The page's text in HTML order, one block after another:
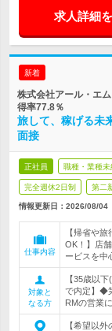
求人詳細
新着
株式会社アール・エ
得率77.8％
旅して、稼げる未
面接
正社員 職種・業種未
完全週休2日制 第二
情報更新日：2026/08/04
仕事内容
【帰省や
OK！】店
ービスを中
対象と
なる方
【35歳以
で内定】◆
RMの営業
【希望以